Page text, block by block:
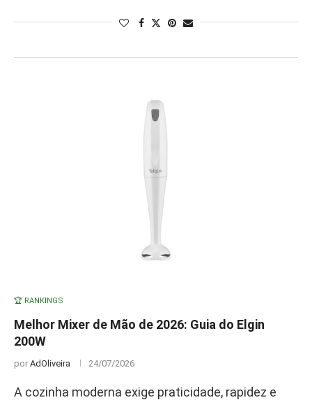
🏆 RANKINGS
Melhor Mixer de Mão de 2026: Guia do Elgin
200W
por AdOliveira 24/07/2026
A cozinha moderna exige praticidade, rapidez e